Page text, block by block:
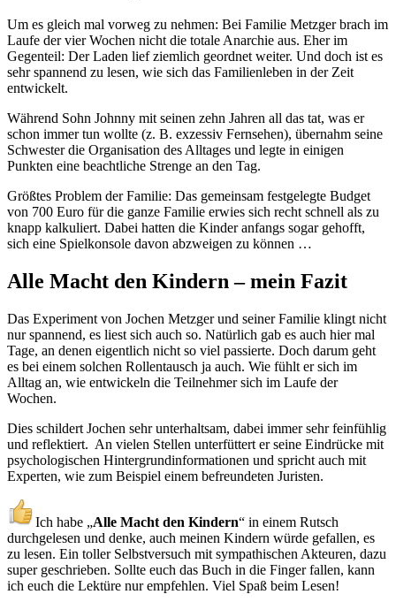
Um es gleich mal vorweg zu nehmen: Bei Familie Metzger brach im
Laufe der vier Wochen nicht die totale Anarchie aus. Eher im
Gegenteil: Der Laden lief ziemlich geordnet weiter. Und doch ist es
sehr spannend zu lesen, wie sich das Familienleben in der Zeit
entwickelt.
Während Sohn Johnny mit seinen zehn Jahren all das tat, was er
schon immer tun wollte (z. B. exzessiv Fernsehen), übernahm seine
Schwester die Organisation des Alltages und legte in einigen
Punkten eine beachtliche Strenge an den Tag.
Größtes Problem der Familie: Das gemeinsam festgelegte Budget
von 700 Euro für die ganze Familie erwies sich recht schnell als zu
knapp kalkuliert. Dabei hatten die Kinder anfangs sogar gehofft,
sich eine Spielkonsole davon abzweigen zu können …
Alle Macht den Kindern – mein Fazit
Das Experiment von Jochen Metzger und seiner Familie klingt nicht
nur spannend, es liest sich auch so. Natürlich gab es auch hier mal
Tage, an denen eigentlich nicht so viel passierte. Doch darum geht
es bei einem solchen Rollentausch ja auch. Wie fühlt er sich im
Alltag an, wie entwickeln die Teilnehmer sich im Laufe der
Wochen.
Dies schildert Jochen sehr unterhaltsam, dabei immer sehr feinfühlig
und reflektiert. An vielen Stellen unterfüttert er seine Eindrücke mit
psychologischen Hintergrundinformationen und spricht auch mit
Experten, wie zum Beispiel einem befreundeten Juristen.
Ich habe „Alle Macht den Kindern“ in einem Rutsch
durchgelesen und denke, auch meinen Kindern würde gefallen, es
zu lesen. Ein toller Selbstversuch mit sympathischen Akteuren, dazu
super geschrieben. Sollte euch das Buch in die Finger fallen, kann
ich euch die Lektüre nur empfehlen. Viel Spaß beim Lesen!